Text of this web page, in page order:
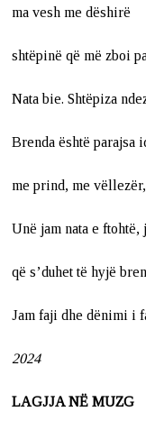
ma vesh me dëshirë
shtëpinë që më zboi
Nata bie. Shtëpiza
Brenda është
me prind, me
Unë jam nata e
që s’duhet të hyjë
Jam faji dhe dënimi i
2024
LAGJJA NË MUZG